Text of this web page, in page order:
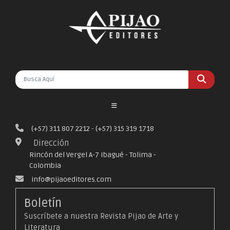
(+57) 311 807 2212 - (+57) 315 319 1718
Dirección
Rincón del Vergel A-7 Ibagué - Tolima -
Colombia
info@pijaoeditores.com
Boletín
Suscríbete a nuestra Revista Pijao de Arte y
Literatura